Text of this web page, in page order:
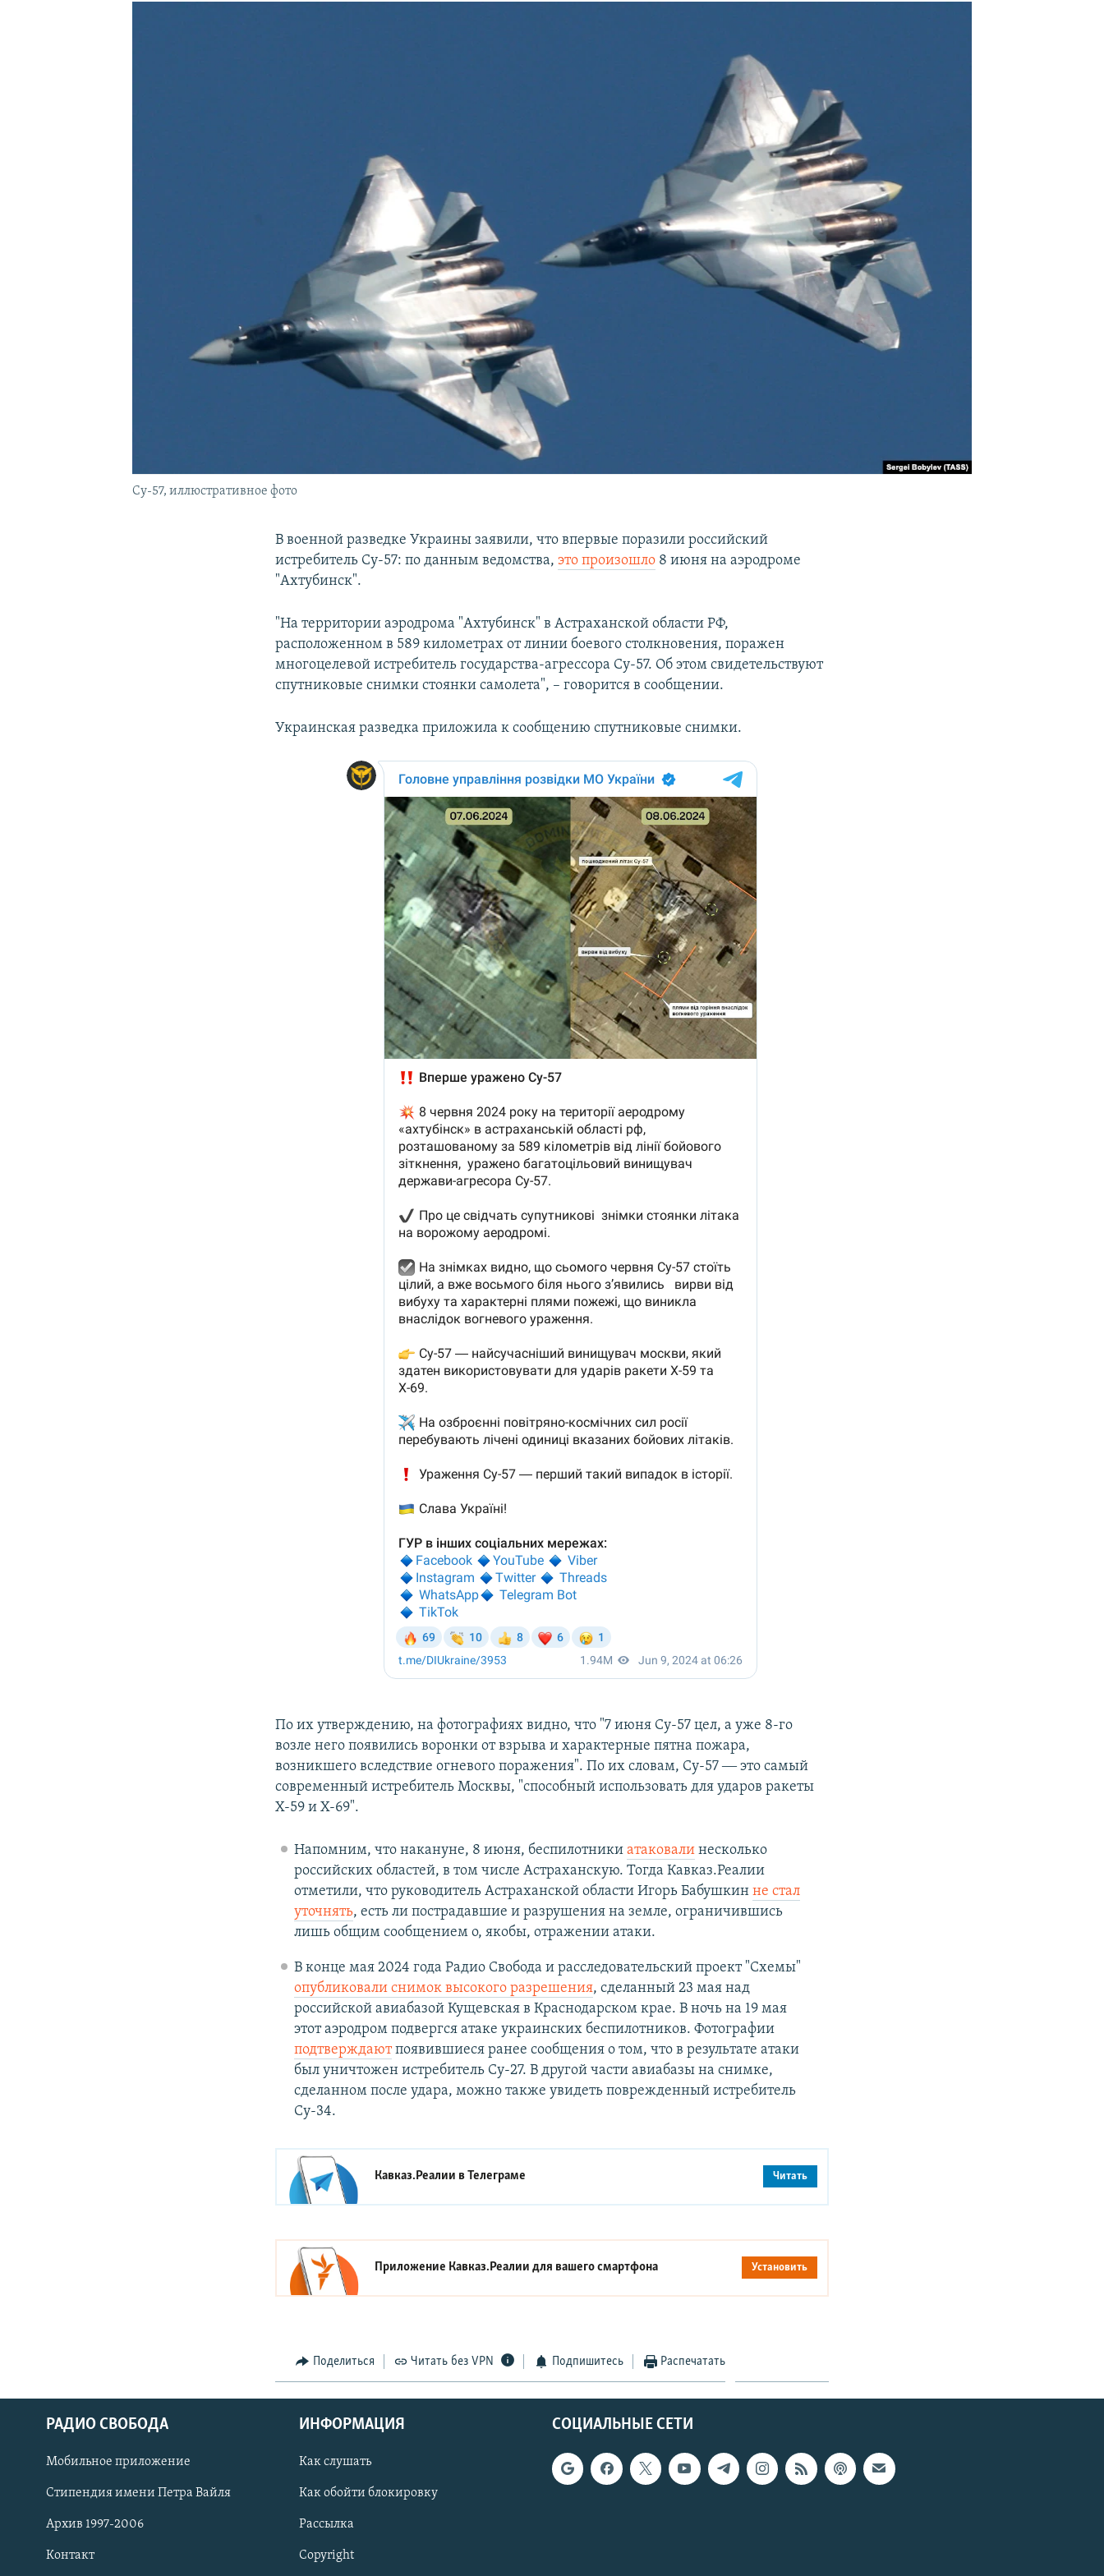
СОЦИАЛЬНЫЕ СЕТИ
Су-57, иллюстративное фото
В военной разведке Украины заявили, что впервые поразили российский
истребитель Су-57: по данным ведомства,это произошло 8 июня на аэродроме
"Ахтубинск".
"На территории аэродрома "Ахтубинск" в Астраханской области РФ,
расположенном в 589 километрах от линии боевого столкновения, поражен
многоцелевой истребитель государства-агрессора Су-57. Об этом свидетельствуют
спутниковые снимки стоянки самолета", – говорится в сообщении.
Украинская разведка приложила к сообщению спутниковые снимки.
По их утверждению, на фотографиях видно, что "7 июня Су-57 цел, а уже 8-го
возле него появились воронки от взрыва и характерные пятна пожара,
возникшего вследствие огневого поражения". По их словам, Су-57 ― это самый
современный истребитель Москвы, "способный использовать для ударов ракеты
Х-59 и Х-69".
Напомним, что накануне, 8 июня, беспилотники атаковалинесколько
российских областей, в том числе Астраханскую. Тогда Кавказ.Реалии
отметили, что руководитель Астраханской области Игорь Бабушкин не стал
уточнять, есть ли пострадавшие и разрушения на земле, ограничившись
лишь общим сообщением о, якобы, отражении атаки.
В конце мая 2024 года Радио Свобода и расследовательский проект "Схемы"
опубликовали снимок высокого разрешения, сделанный 23 мая над
российской авиабазой Кущевская в Краснодарском крае. В ночь на 19 мая
этот аэродром подвергся атаке украинских беспилотников. Фотографии
подтверждаютпоявившиеся ранее сообщения о том, что в результате атаки
был уничтожен истребитель Су-27. В другой части авиабазы на снимке,
сделанном после удара, можно также увидеть поврежденный истребитель
Су-34.
Кавказ.Реалии вТелеграме Читать
Приложение Кавказ.Реалии для вашего смартфона Установить
Поделиться Читать без VPN Подпишитесь Распечатать
СОЦИАЛЬНЫЕ СЕТИ
РАДИО СВОБОДА
Мобильное приложение
Стипендия имени Петра Вайля
Архив 1997-2006
Контакт
ИНФОРМАЦИЯ
Как слушать
Как обойти блокировку
Рассылка
Copyright